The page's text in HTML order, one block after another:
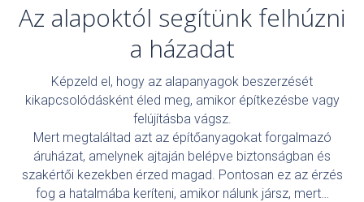
Az alapoktól segítünk felhúzni
a házadat
Képzeld el, hogy az alapanyagok beszerzését
kikapcsolódásként éled meg, amikor építkezésbe vagy
felújításba vágsz.
Mert megtaláltad azt az építőanyagokat forgalmazó
áruházat, amelynek ajtaján belépve biztonságban és
szakértői kezekben érzed magad. Pontosan ez az érzés
fog a hatalmába keríteni, amikor nálunk jársz, mert…